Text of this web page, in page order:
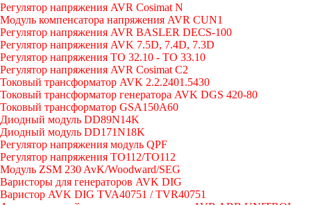
Регулятор напряжения AVR Cosimat N
Модуль компенсатора напряжения AVR CUN1
Регулятор напряжения AVR BASLER DECS-100
Регулятор напряжения AVK 7.5D, 7.4D, 7.3D
Регулятор напряжения TO 32.10 - TO 33.10
Регулятор напряжения AVR Cosimat C2
Токовый трансформатор AVK 2.2.2401.5430
Токовый трансформатор генератора AVK DGS 420-80
Токовый трансформатор GSA150A60
Диодный модуль DD89N14K
Диодный модуль DD171N18K
Регулятор напряжения модуль QPF
Регулятор напряжения ТО112/TO112
Модуль ZSM 230 AvK/Woodward/SEG
Варисторы для генераторов AVK DIG
Варистор AVK DIG TVA40751 / TVR40751